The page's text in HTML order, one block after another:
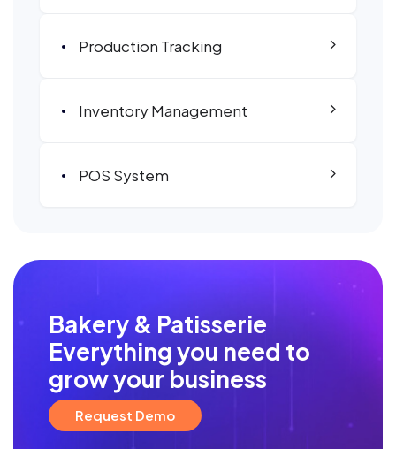
Production Tracking
Inventory Management
POS System
Bakery & Patisserie
Everything you need to
grow your business
Request Demo